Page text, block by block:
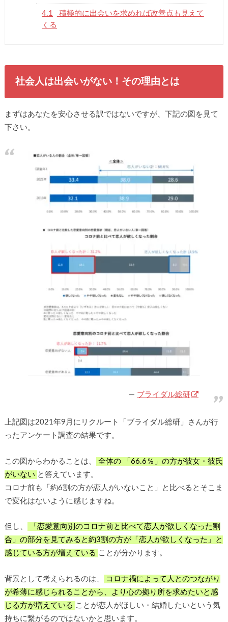
4.1
積極的に出会いを求めれば改善点も見えて
くる
社会人は出会いがない！その理由とは
まずはあなたを安心させる訳ではないですが、下記の図を見て
下さい。
ブライダル総研
上記図は2021年9月にリクルート「ブライダル総研」さんが行
ったアンケート調査の結果です。
この図からわかることは、
全体の 「66.6％」の方が彼女・彼氏
がいない と答えています。
コロナ前も「約6割の方が恋人がいないこと」と比べるとそこま
で変化はないように感じますね。
但し、
「恋愛意向別のコロナ前と比べて恋人が欲しくなった割
合」の部分を見てみると約3割の方が「恋人が欲しくなった」と
感じている方が増えている ことが分かります。
背景として考えられるのは、
コロナ禍によって人とのつながり
が希薄に感じられることから、より心の拠り所を求めたいと感
じる方が増えている ことが恋人がほしい・結婚したいという気
持ちに繋がるのではないかと思います。